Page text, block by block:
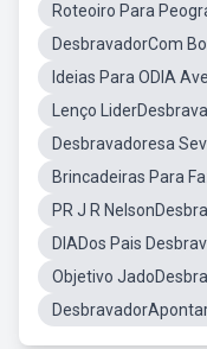
Roteoiro Para
DesbravadorCom
Ideias Para ODIA
Lenço
Desbravadoresa
Brincadeiras Para
PR J R
DIADos Pais
Objetivo